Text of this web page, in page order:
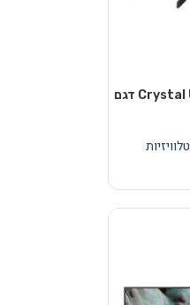
טלוויזיה Samsung 55 אינץ' Crystal UHD 4K Smart TV דגם
טלוויזיות